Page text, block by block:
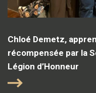
Chloé Demetz,
récompensée par la
Légion d’Honneur